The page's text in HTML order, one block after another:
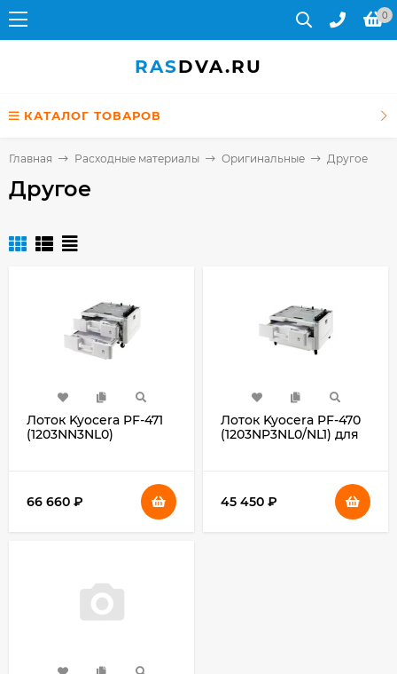
0
RASDVA.RU
КАТАЛОГ ТОВАРОВ
Главная Расходные материалы Оригинальные Другое
Другое
Лоток Kyocera PF-471
(1203NN3NL0)
66 660 ₽
Лоток Kyocera PF-470
(1203NP3NL0/NL1) для
45 450 ₽